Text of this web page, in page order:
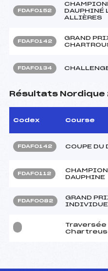
FDAF0152
DAUPHINÉ
ALLIÈRES
FDAF0142
GRAND
FDAF0134
Résultats Nordique
Codex Course
FDAF0142 COUPE DU
FDAF0112
DAUPHINE
FDAF0082
GRAND
Traversée